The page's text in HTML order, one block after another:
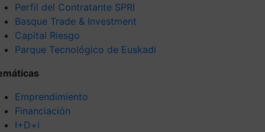
Perfil del Contratante SPRI
Basque Trade & Investment
Capital Riesgo
Parque Tecnológico de Euskadi
Emprendimiento
Financiación
I+D+i